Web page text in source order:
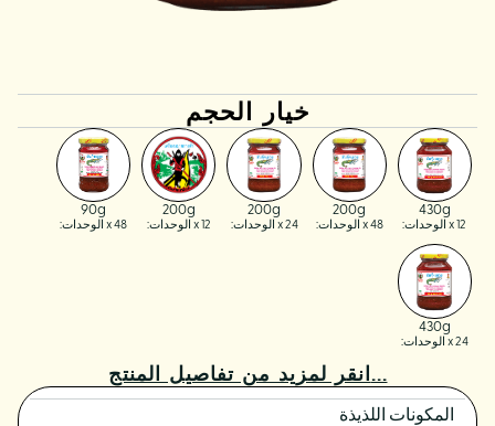
خيار الحجم
90g
x 48 الوحدات:
200g
x 12 الوحدات:
200g
x 24 الوحدات:
200g
x 48 الوحدات:
430g
x 12 الوحدات:
430g
x 24 الوحدات:
انقر لمزيد من تفاصيل المنتج...
المكونات اللذيذة